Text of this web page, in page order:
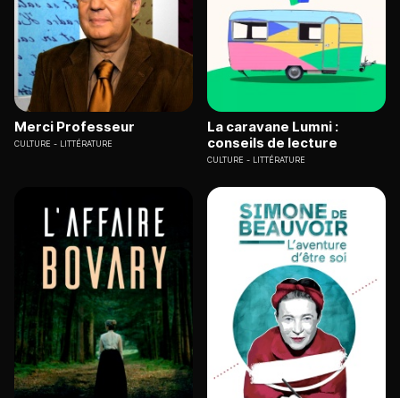
Merci Professeur
CULTURE LITTÉRATURE
La caravane Lumni :
conseils de lecture
CULTURE LITTÉRATURE